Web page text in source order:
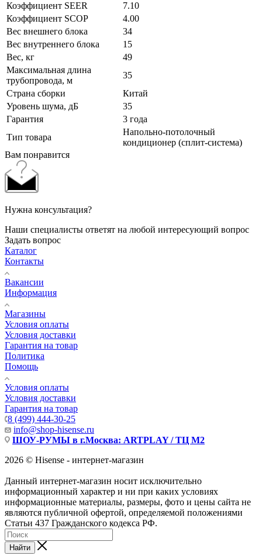
Коэффициент SEER
7.10
Коэффициент SCOP
4.00
Вес внешнего блока
34
Вес внутреннего блока
15
Вес, кг
49
Максимальная длина
трубопровода, м
35
Страна сборки
Китай
Уровень шума, дБ
35
Гарантия
3 года
Тип товара
Напольно-потолочный
кондиционер (сплит-система)
Вам понравится
Нужна консультация?
Наши специалисты ответят на любой интересующий вопрос
Задать вопрос
Каталог
Контакты
Вакансии
Информация
Магазины
Условия оплаты
Условия доставки
Гарантия на товар
Политика
Помощь
Условия оплаты
Условия доставки
Гарантия на товар
8 (499) 444-30-25
info@shop-hisense.ru
ШОУ-РУМЫ в г.Москва: ARTPLAY / ТЦ М2
2026 © Hisense - интернет-магазин
Данный интернет-магазин носит исключительно
информационный характер и ни при каких условиях
информационные материалы, размеры, фото и цены сайта не
являются публичной офертой, определяемой положениями
Статьи 437 Гражданского кодекса РФ.
Найти